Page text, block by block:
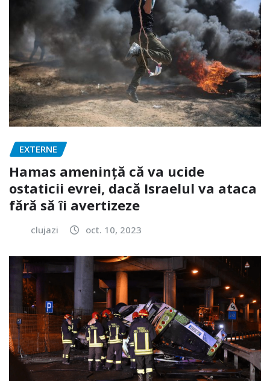
EXTERNE
Hamas amenință că va ucide
ostaticii evrei, dacă Israelul va ataca
fără să îi avertizeze
clujazi oct. 10, 2023